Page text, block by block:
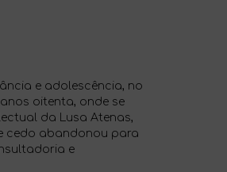
e adolescência, no
oitenta, onde se
da Lusa Atenas,
cedo abandonou para
e